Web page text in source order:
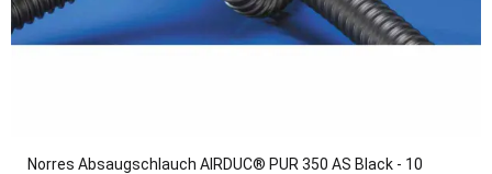
Norres Absaugschlauch AIRDUC® PUR 350 AS Black - 10